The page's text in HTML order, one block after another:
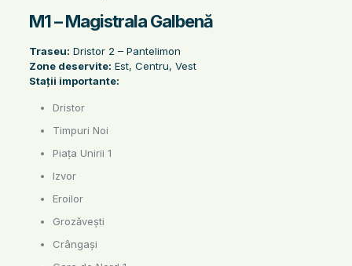
M1 – Magistrala Galbenă
Traseu: Dristor 2 – Pantelimon
Zone deservite: Est, Centru, Vest
Stații importante:
Dristor
Timpuri Noi
Piața Unirii 1
Izvor
Eroilor
Grozăvești
Crângași